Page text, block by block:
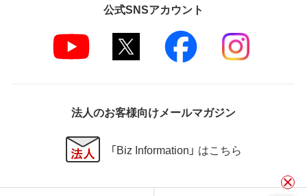
公式SNSアカウント
法人のお客様向けメールマガジン
「Biz Information」 はこちら